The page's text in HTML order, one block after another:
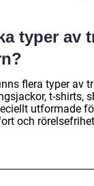
typer av
flera typer av
t-shirts,
utformade
och